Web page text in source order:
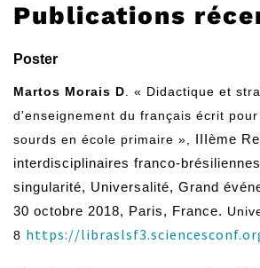
Publications
Poster
Martos Morais D . « Didactique et
d'enseignement du français écrit
sourds en école primaire »,
IIIème
interdisciplinaires franco-
singularité, Universalité, Grand
30 octobre 2018, Paris, France.
8 https://